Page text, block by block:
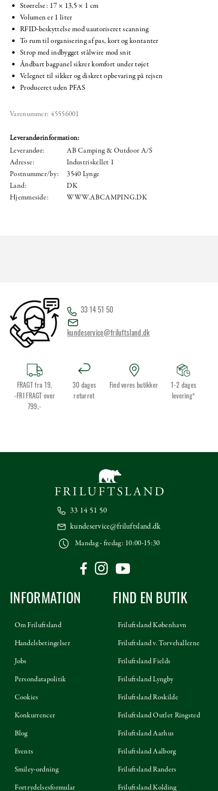
Størrelse: 17 × 13,5 × 1 cm
Volumen er 1 liter
RFID-beskyttelse mod uautoriseret scanning
To rum til organisering af pas, kort og kontanter
Strop med indbygget stålwire mod snit
Åndbart bagpanel sikrer komfort under tøjet
Velegnet til sikker og diskret opbevaring på rejsen
Produceret uden PFAS
Varenummer: 45556001
Leverandørinformation:
Leverandør:
AB Camping & Outdoor A/S
Adresse:
Industriskellet 1
Postnummer/by:
3540 Lynge
Land:
DK
Hjemmeside:
WWW.ABCAMPING.DK
33 14 51 50
kundeservice@friluftsland.dk
FRAGT fra 19,
-FRI FRAGT over
799,-
30 dages
returret
Find vores butikker
1-2 dages
levering*
33 14 51 50
kundeservice@friluftsland.dk
Mandag - fredag: 10:00-15:30
INFORMATION
Om Friluftsland
Handelsbetingelser
Jobs
Persondatapolitik
Cookies
Konkurrencer
Blog
Events
Smiley-ordning
Fortrydelsesformular
FIND EN BUTIK
Friluftsland København
Friluftsland v. Torvehallerne
Friluftsland Fields
Friluftsland Lyngby
Friluftsland Roskilde
Friluftsland Outlet Ringsted
Friluftsland Aarhus
Friluftsland Aalborg
Friluftsland Randers
Friluftsland Kolding